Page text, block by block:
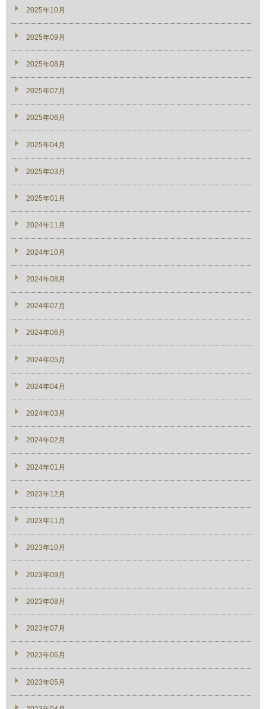
2025年10月
2025年09月
2025年08月
2025年07月
2025年06月
2025年04月
2025年03月
2025年01月
2024年11月
2024年10月
2024年08月
2024年07月
2024年06月
2024年05月
2024年04月
2024年03月
2024年02月
2024年01月
2023年12月
2023年11月
2023年10月
2023年09月
2023年08月
2023年07月
2023年06月
2023年05月